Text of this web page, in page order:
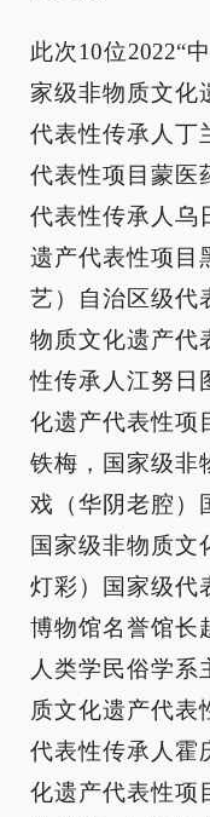
此次10位2022“
家级非物质文化
代表性传承人丁
代表性项目蒙医
代表性传承人乌
遗产代表性项目
艺）自治区级代
物质文化遗产代
性传承人江努日
化遗产代表性项
铁梅，国家级非
戏（华阴老腔）
国家级非物质文
灯彩）国家级代
博物馆名誉馆长
人类学民俗学系
质文化遗产代表
代表性传承人霍
化遗产代表性项